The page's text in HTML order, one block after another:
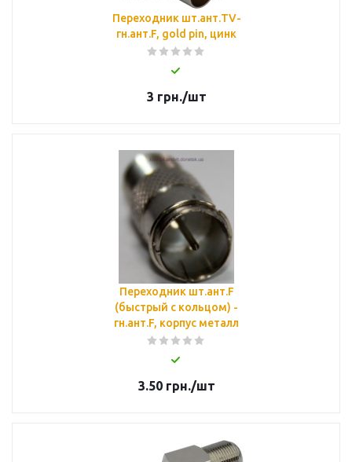
Переходник шт.ант.TV-
гн.ант.F, gold pin, цинк
3 грн./шт
Переходник шт.ант.F
(быстрый с кольцом) -
гн.ант.F, корпус металл
3.50грн./шт